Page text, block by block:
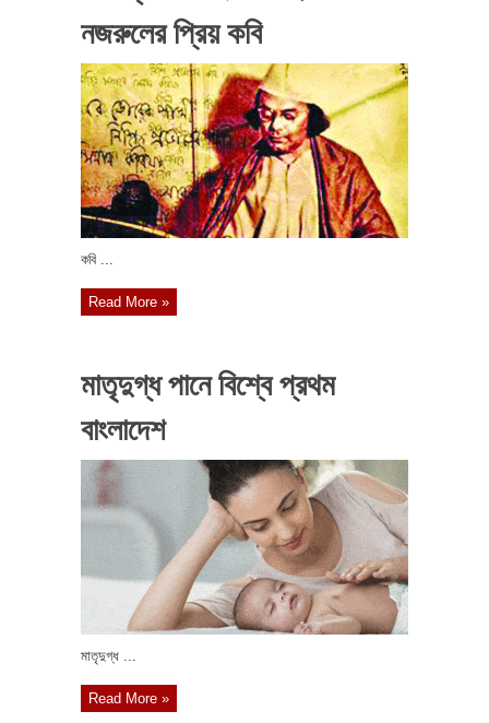
নজরুলের প্রিয় কবি
কবি ...
Read More »
মাতৃদুগ্ধ পানে বিশ্বে প্রথম
বাংলাদেশ
মাতৃদুগ্ধ ...
Read More »